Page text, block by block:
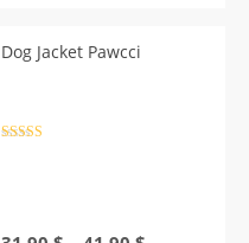
Dog Jacket Pawcci